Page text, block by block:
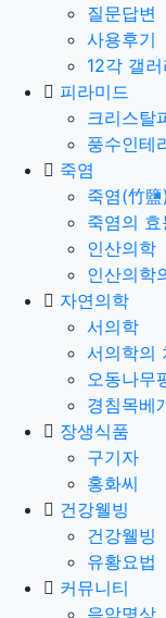
질문답변
사용후기
12각 갤러
피라미드
크리스탈
풍수인테
죽염
죽염(竹鹽)
죽염의 효
인산의학
인산의학
자연의학
서의학
서의학의
오동나무
경침목베
장생식품
구기자
홍화씨
건강웰빙
건강웰빙
유황요법
커뮤니티